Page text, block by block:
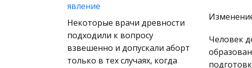
Финансовое право
Музыка
Международные
экономические и
валютно-кредитные
явление
Некоторые врачи древности
подходили к вопросу
взвешенно и допускали аборт
только в тех случаях, когда
Человек